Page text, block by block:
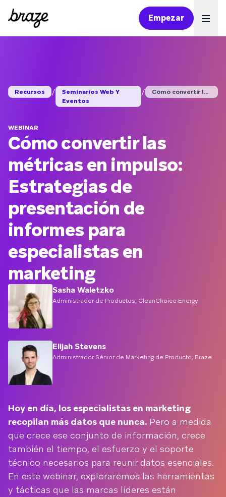
Empezar
Recursos /
Seminarios Web Y
Eventos
/ Cómo convertir las m...
WEBINAR
Cómo convertir las
métricas en impulso:
Estrategias de
presentación de
informes para
especialistas en
marketing
Sasha Waletzko
Administrador de Productos, CleanChoice Energy
Elijah Stevens
Administrador Sénior de Marketing de Producto, Braze
Hoy en día, los especialistas en marketing
recopilan más datos que nunca. Pero a medida
que crece ese conjunto de información, crece
también el tiempo, el esfuerzo y el soporte
técnico necesarios para reunir datos esenciales.
En este webinar, exploraremos las herramientas
y tácticas que las marcas líderes están